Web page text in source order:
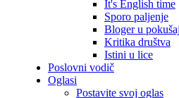
It's English time
Sporo paljenje
Bloger u
Kritika društva
Istini u lice
Poslovni vodič
Oglasi
Postavite svoj oglas